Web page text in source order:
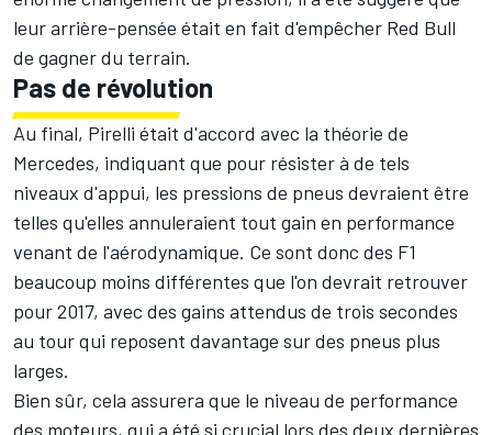
leur arrière-pensée était en fait d'empêcher Red Bull
de gagner du terrain.
Pas de révolution
Au final, Pirelli était d'accord avec la théorie de
Mercedes, indiquant que pour résister à de tels
niveaux d'appui, les pressions de pneus devraient être
telles qu'elles annuleraient tout gain en performance
venant de l'aérodynamique. Ce sont donc des F1
beaucoup moins différentes que l'on devrait retrouver
pour 2017, avec des gains attendus de trois secondes
au tour qui reposent davantage sur des pneus plus
larges.
Bien sûr, cela assurera que le niveau de performance
des moteurs, qui a été si crucial lors des deux dernières